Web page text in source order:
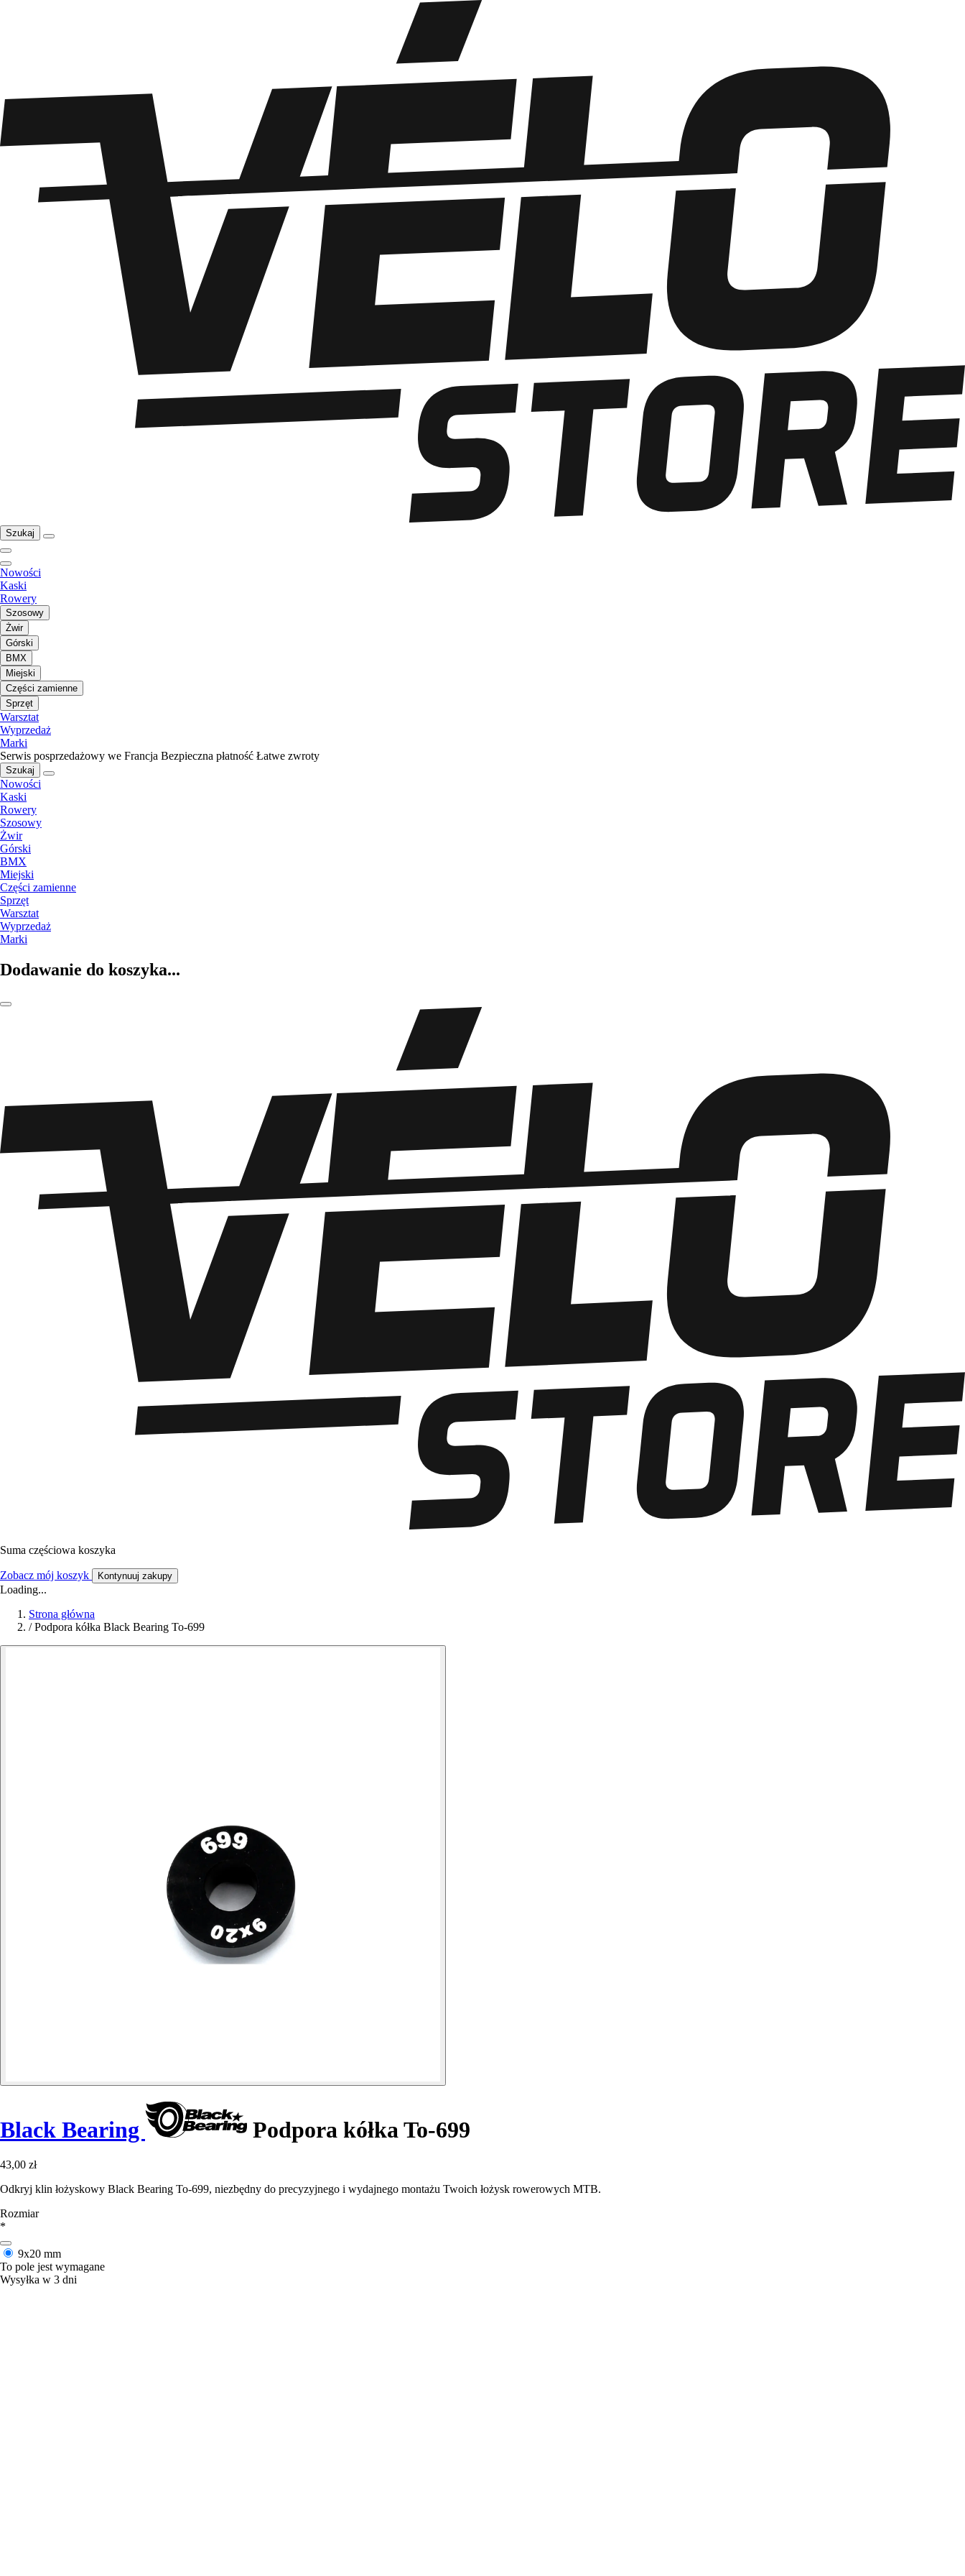
Szukaj
Nowości
Kaski
Rowery
Szosowy
Żwir
Górski
BMX
Miejski
Części zamienne
Sprzęt
Warsztat
Wyprzedaż
Marki
Serwis posprzedażowy we Francja Bezpieczna płatność Łatwe zwroty
Szukaj
Nowości
Kaski
Rowery
Szosowy
Żwir
Górski
BMX
Miejski
Części zamienne
Sprzęt
Warsztat
Wyprzedaż
Marki
Dodawanie do koszyka...
Suma częściowa koszyka
Zobacz mój koszyk Kontynuuj zakupy
Loading...
Strona główna
/ Podpora kółka Black Bearing To-699
Black Bearing Podpora kółka To-699
43,00 zł
Odkryj klin łożyskowy Black Bearing To-699, niezbędny do precyzyjnego i wydajnego montażu Twoich łożysk rowerowych MTB.
Rozmiar
*
9x20 mm
To pole jest wymagane
Wysyłka w 3 dni